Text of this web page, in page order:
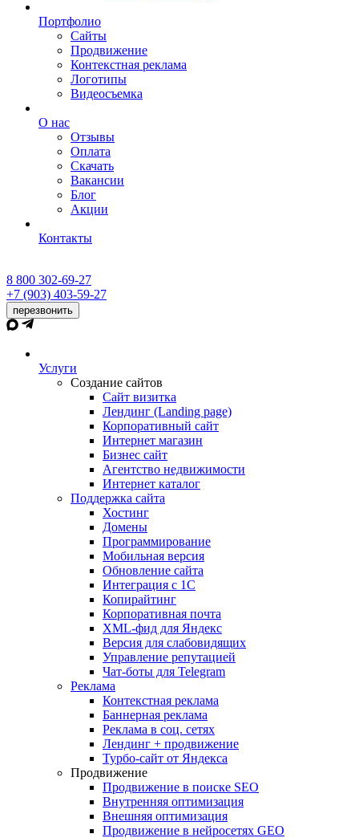
Портфолио
Сайты
Продвижение
Контекстная реклама
Логотипы
Видеосъемка
О нас
Отзывы
Оплата
Скачать
Вакансии
Блог
Акции
Контакты
8 800 302-69-27
+7 (903) 403-59-27
перезвонить
Услуги
Создание сайтов
Сайт визитка
Лендинг (Landing page)
Корпоративный сайт
Интернет магазин
Бизнес сайт
Агентство недвижимости
Интернет каталог
Поддержка сайта
Хостинг
Домены
Программирование
Мобильная версия
Обновление сайта
Интеграция с 1С
Копирайтинг
Корпоративная почта
XML-фид для Яндекс
Версия для слабовидящих
Управление репутацией
Чат-боты для Telegram
Реклама
Контекстная реклама
Баннерная реклама
Реклама в соц. сетях
Лендинг + продвижение
Турбо-сайт от Яндекса
Продвижение
Продвижение в поиске SEO
Внутренняя оптимизация
Внешняя оптимизация
Продвижение в нейросетях GEO